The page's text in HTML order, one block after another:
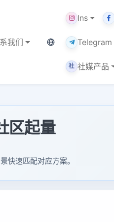
我们 当前语言：中文
Ins
Telegram
社 社媒产品
区起量
快速匹配对应方案。